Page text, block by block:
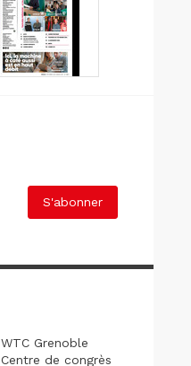
S'abonner
WTC Grenoble
Centre de congrès